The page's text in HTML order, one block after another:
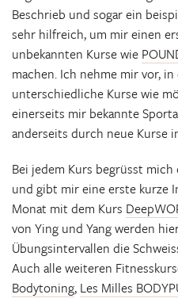
Beschrieb und sogar ein
sehr hilfreich, um mir einen
unbekannten Kurse wie
machen. Ich nehme mir vor,
unterschiedliche Kurse wie
einerseits mir bekannte
anderseits durch neue Kurse
Bei jedem Kurs begrüsst
und gibt mir eine erste kurze
Monat mit dem Kurs
von Ying und Yang werden
Übungsintervallen die
Auch alle weiteren
Bodytoning, Les Milles